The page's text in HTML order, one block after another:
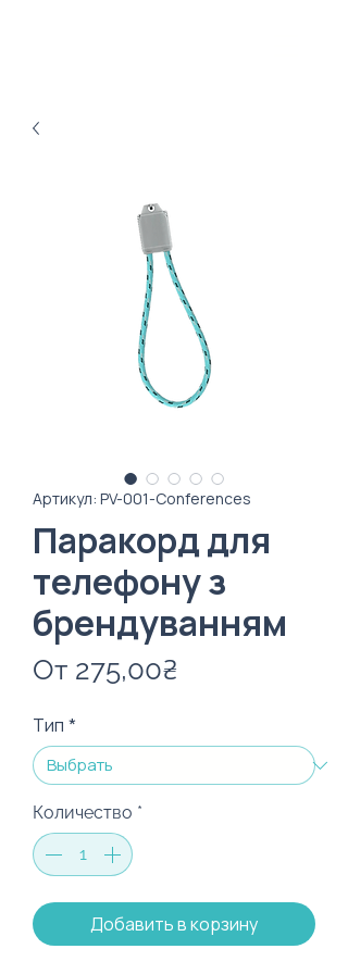
Артикул: PV-001-Conferences
Паракорд для
телефону з
брендуванням
От 275,00₴
Тип *
Количество *
Добавить в корзину